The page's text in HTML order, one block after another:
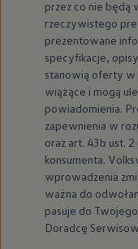
Olej
Koła i
Pakiet
Akcesoria
Sklep
Koła
przez co nie
rzeczywistego
prezentowane
specyfikacje,
stanowią oferty w
wiążące i mogą
powiadomienia.
zapewnienia w
oraz art. 43b ust.
konsumenta.
wprowadzenia
ważna do
pasuje do
Doradcę